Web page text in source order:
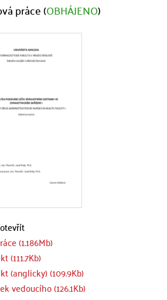
práce (OBHÁJENO)
otevřít
(1.186Mb)
(111.7Kb)
(anglicky) (109.9Kb)
vedoucího (126.1Kb)